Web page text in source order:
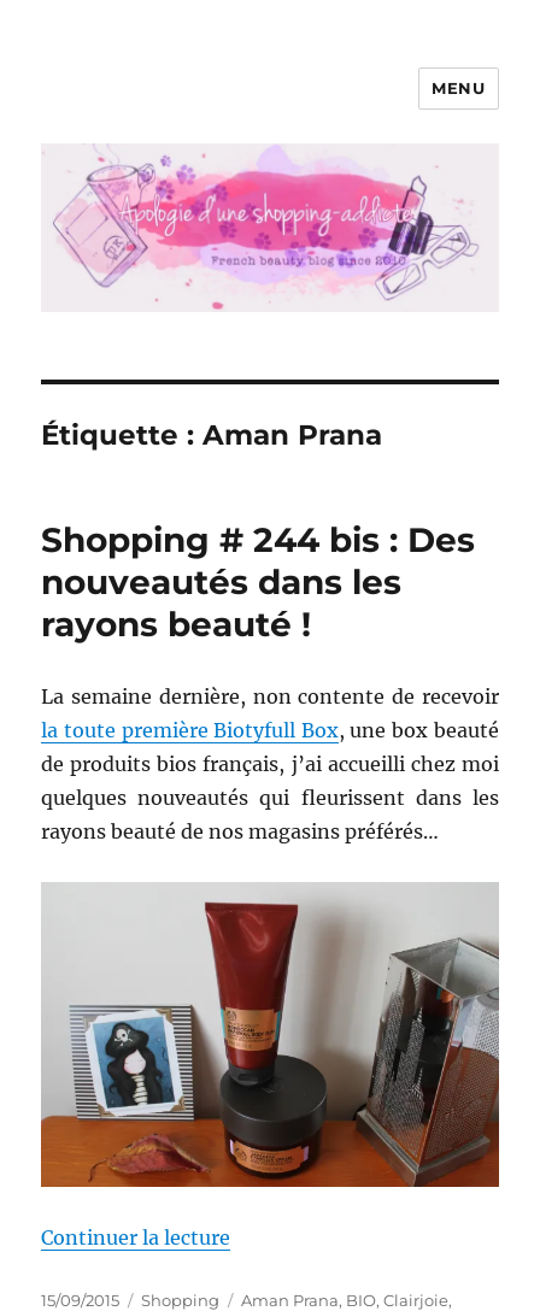
Apologie d'une Shopping-addicte
MENU
Étiquette :Aman Prana
Shopping # 244 bis : Des
nouveautés dans les
rayons beauté !
La semaine dernière, non contente de recevoir
la toute première Biotyfull Box, une box beauté
de produits bios français, j’ai accueilli chez moi
quelques nouveautés qui fleurissent dans les
rayons beauté de nos magasins préférés…
Continuer la lecture
Publié
15/09/2015 Catégories
Shopping Étiquettes
Aman Prana, BIO,Clairjoie,